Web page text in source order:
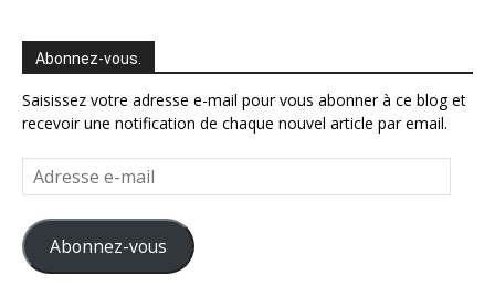
Abonnez-vous.
Saisissez votre adresse e-mail pour vous abonner à ce blog et
recevoir une notification de chaque nouvel article par email.
Adresse
e-
mail
Abonnez-vous